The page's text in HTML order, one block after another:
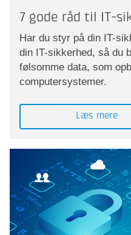
7 gode råd til IT-
Har du styr på din IT-
din IT-sikkerhed, så du
følsomme data, som
computersystemer.
Læs mere